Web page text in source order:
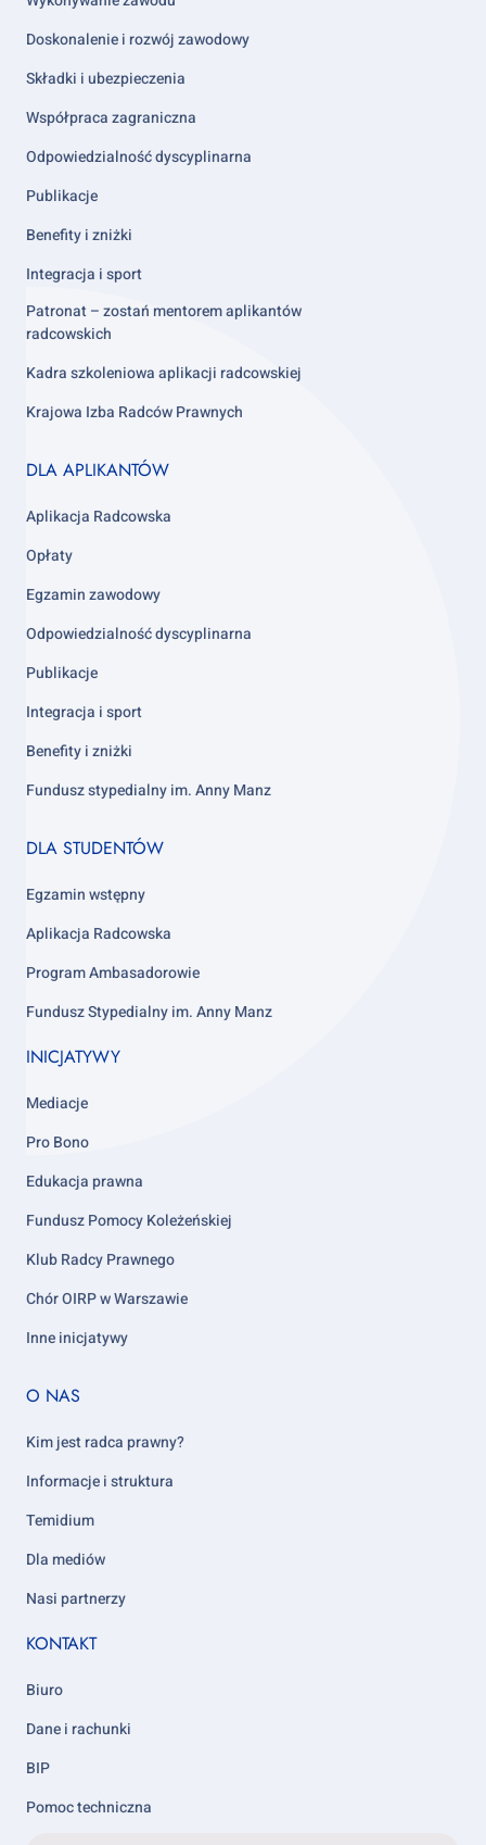
Doskonalenie i rozwój zawodowy
Składki i ubezpieczenia
Współpraca zagraniczna
Odpowiedzialność dyscyplinarna
Publikacje
Benefity i zniżki
Integracja i sport
Patronat – zostań mentorem aplikantów
radcowskich
Kadra szkoleniowa aplikacji radcowskiej
Krajowa Izba Radców Prawnych
Footer
3
DLA APLIKANTÓW
Aplikacja Radcowska
Opłaty
Egzamin zawodowy
Odpowiedzialność dyscyplinarna
Publikacje
Integracja i sport
Benefity i zniżki
Fundusz stypedialny im. Anny Manz
Footer
4
DLA STUDENTÓW
Egzamin wstępny
Aplikacja Radcowska
Program Ambasadorowie
Fundusz Stypedialny im. Anny Manz
INICJATYWY
Mediacje
Pro Bono
Edukacja prawna
Fundusz Pomocy Koleżeńskiej
Klub Radcy Prawnego
Chór OIRP w Warszawie
Inne inicjatywy
Footer
5
O NAS
Kim jest radca prawny?
Informacje i struktura
Temidium
Dla mediów
Nasi partnerzy
KONTAKT
Biuro
Dane i rachunki
BIP
Pomoc techniczna